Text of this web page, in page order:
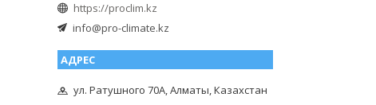
https://proclim.kz
info@pro-climate.kz
ул. Ратушного 70А, Алматы, Казахстан